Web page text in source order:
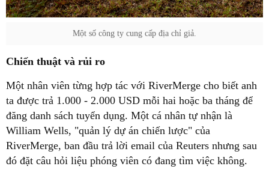
Một số công ty cung cấp địa chỉ giả.
Chiến thuật và rủi ro
Một nhân viên từng hợp tác với RiverMerge cho biết anh
ta được trả 1.000 - 2.000 USD mỗi hai hoặc ba tháng để
đăng danh sách tuyển dụng. Một cá nhân tự nhận là
William Wells, "quản lý dự án chiến lược" của
RiverMerge, ban đầu trả lời email của Reuters nhưng sau
đó đặt câu hỏi liệu phóng viên có đang tìm việc không.